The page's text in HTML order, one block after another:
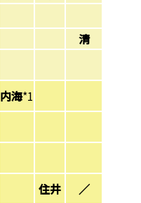
清
内海*1
住井 ／